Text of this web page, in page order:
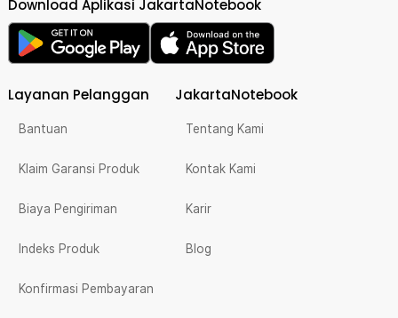
Download Aplikasi JakartaNotebook
Layanan Pelanggan
Bantuan
Klaim Garansi Produk
Biaya Pengiriman
Indeks Produk
Konfirmasi Pembayaran
JakartaNotebook
Tentang Kami
Kontak Kami
Karir
Blog